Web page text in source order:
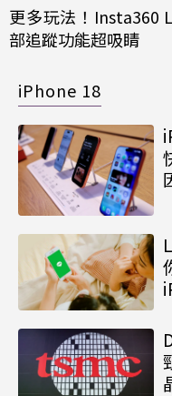
更多玩法！Insta360
部追蹤功能超吸睛
iPhone 18